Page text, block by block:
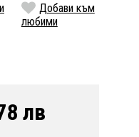
Добави към
любими
лв